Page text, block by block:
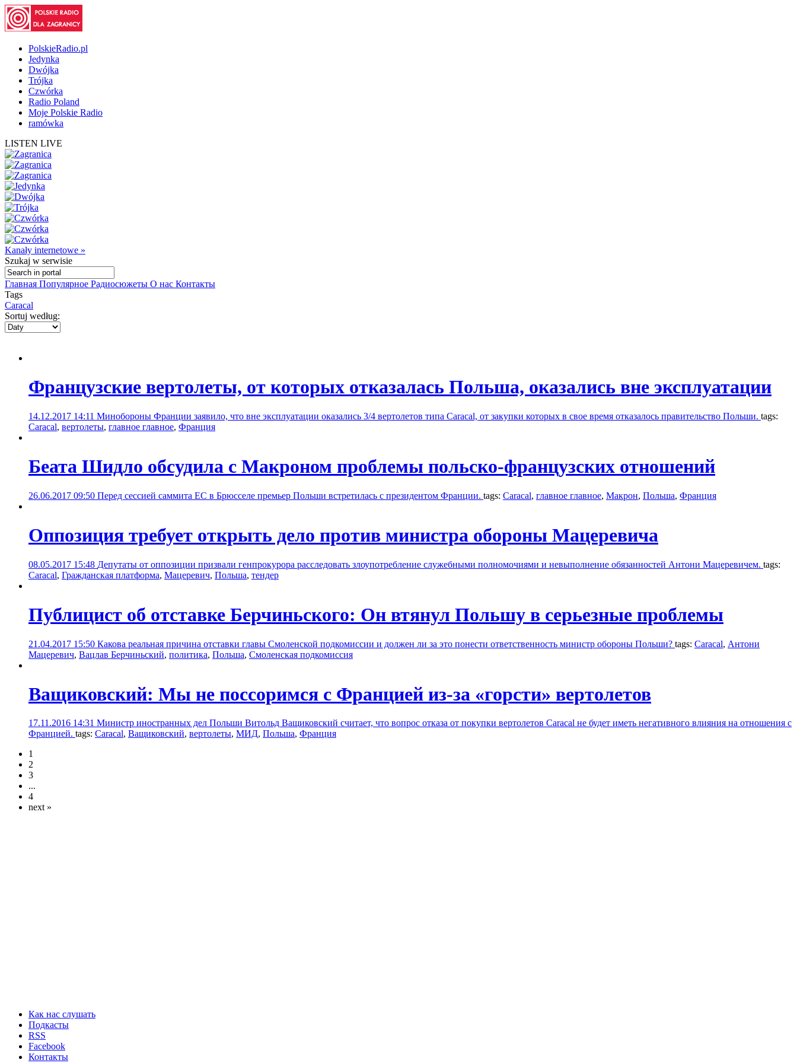
PolskieRadio.pl
Jedynka
Dwójka
Trójka
Czwórka
Radio Poland
Moje Polskie Radio
ramówka
LISTEN LIVE
Kanały internetowe »
Szukaj w serwisie
Главная Популярное Радиосюжеты О нас Контакты
Tags
Caracal
Sortuj według:
Французские вертолеты, от которых отказалась Польша, оказались вне эксплуатации
14.12.2017 14:11 Минобороны Франции заявило, что вне эксплуатации оказались 3/4 вертолетов типа Caracal, от закупки которых в свое время отказалось правительство Польши. tags:
Caracal, вертолеты, главное главное, Франция
Беата Шидло обсудила с Макроном проблемы польско-французских отношений
26.06.2017 09:50 Перед сессией саммита ЕС в Брюсселе премьер Польши встретилась с президентом Франции. tags: Caracal, главное главное, Макрон, Польша, Франция
Оппозиция требует открыть дело против министра обороны Мацеревича
08.05.2017 15:48 Депутаты от оппозиции призвали генпрокурора расследовать злоупотребление служебными полномочиями и невыполнение обязанностей Антони Мацеревичем. tags:
Caracal, Гражданская платформа, Мацеревич, Польша, тендер
Публицист об отставке Берчиньского: Он втянул Польшу в серьезные проблемы
21.04.2017 15:50 Какова реальная причина отставки главы Смоленской подкомиссии и должен ли за это понести ответственность министр обороны Польши? tags: Caracal, Антони
Мацеревич, Вацлав Берчиньский, политика, Польша, Смоленская подкомиссия
Ващиковский: Мы не поссоримся с Францией из-за «горсти» вертолетов
17.11.2016 14:31 Министр иностранных дел Польши Витольд Ващиковский считает, что вопрос отказа от покупки вертолетов Caracal не будет иметь негативного влияния на отношения с
Францией. tags: Caracal, Ващиковский, вертолеты, МИД, Польша, Франция
1
2
3
...
4
next »
Как нас слушать
Подкасты
RSS
Facebook
Контакты